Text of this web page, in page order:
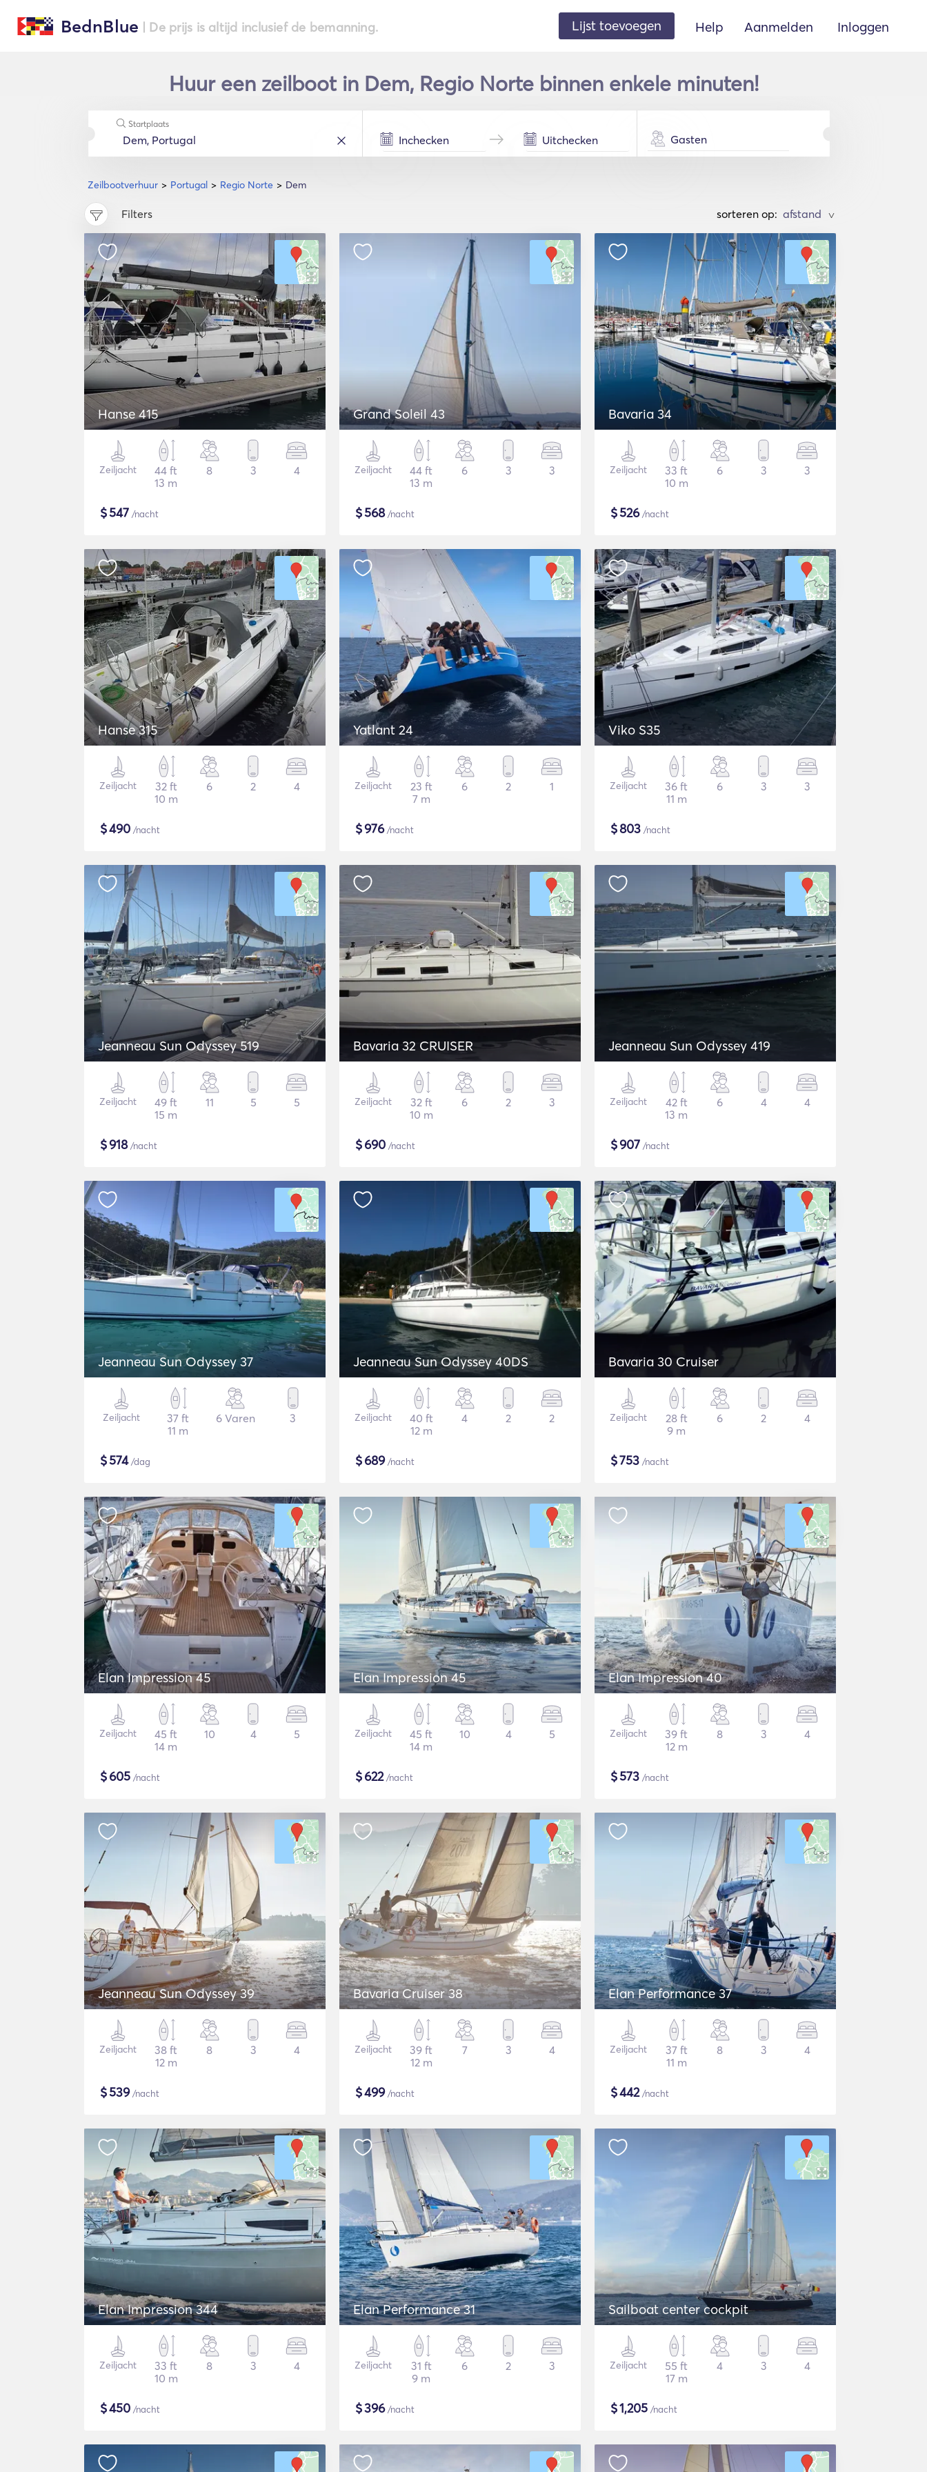
BednBlue | De prijs is altijd inclusief de bemanning. Lijst toevoegen Help Aanmelden Inloggen
Huur een zeilboot in Dem, Regio Norte binnen enkele minuten!
Zeilbootverhuur Portugal Regio Norte Dem
Startplaats
Gasten
Filters sorteren op: >
Hanse 415
Zeiljacht
44 ft
13 m
8 3 4
$547 /nacht
Grand Soleil 43
Zeiljacht
44 ft
13 m
6 3 3
$568/nacht
Bavaria 34
Zeiljacht
33 ft
10 m
6 3 3
$526/nacht
Hanse 315
Zeiljacht
32 ft
10 m
6 2 4
$490 /nacht
Yatlant 24
Zeiljacht
23 ft
7 m
6 2 1
$976/nacht
Viko S35
Zeiljacht
36 ft
11 m
6 3 3
$803 /nacht
Jeanneau Sun Odyssey 519
Zeiljacht
49 ft
15 m
11 5 5
$918/nacht
Bavaria 32 CRUISER
Zeiljacht
32 ft
10 m
6 2 3
$690 /nacht
Jeanneau Sun Odyssey 419
Zeiljacht
42 ft
13 m
6 4 4
$907 /nacht
Jeanneau Sun Odyssey 37
Zeiljacht
37 ft
11 m
6 Varen 3
$574/dag
Jeanneau Sun Odyssey 40DS
Zeiljacht
40 ft
12 m
4 2 2
$689/nacht
Bavaria 30 Cruiser
Zeiljacht
28 ft
9 m
6 2 4
$753 /nacht
Elan Impression 45
Zeiljacht
45 ft
14 m
10 4 5
$605 /nacht
Elan Impression 45
Zeiljacht
45 ft
14 m
10 4 5
$622/nacht
Elan Impression 40
Zeiljacht
39 ft
12 m
8 3 4
$573 /nacht
Jeanneau Sun Odyssey 39
Zeiljacht
38 ft
12 m
8 3 4
$539/nacht
Bavaria Cruiser 38
Zeiljacht
39 ft
12 m
7 3 4
$499/nacht
Elan Performance 37
Zeiljacht
37 ft
11 m
8 3 4
$442/nacht
Elan Impression 344
Zeiljacht
33 ft
10 m
8 3 4
$450 /nacht
Elan Performance 31
Zeiljacht
31 ft
9 m
6 2 3
$396/nacht
Sailboat center cockpit
Zeiljacht
55 ft
17 m
4 3 4
$1,205 /nacht